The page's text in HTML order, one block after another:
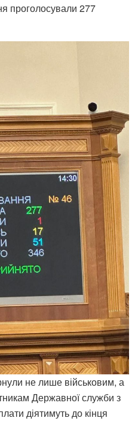
проголосували 277
не лише військовим, а
Державної служби з
діятимуть до кінця